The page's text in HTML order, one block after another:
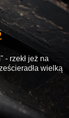
- rzekł jeż na
wielką